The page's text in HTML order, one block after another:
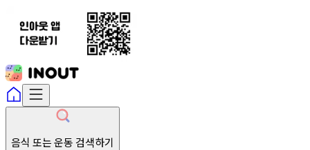
음식 또는 운동 검색하기